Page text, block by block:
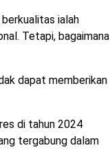
ialah
Tetapi, bagaimana
dapat memberikan
di tahun 2024
tergabung dalam